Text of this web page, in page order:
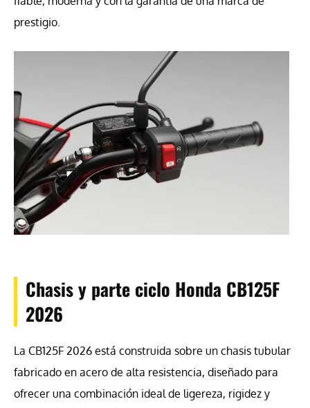
prestigio.
Chasis y parte ciclo Honda CB125F
2026
La CB125F 2026 está construida sobre un chasis tubular
fabricado en acero de alta resistencia, diseñado para
ofrecer una combinación ideal de ligereza, rigidez y